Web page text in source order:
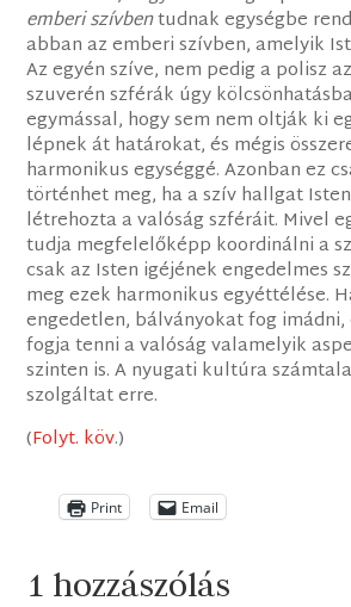
emberi szívbentudnak egységbe
abban az emberi szívben, amelyik
Az egyén szíve, nem pedig a polisz
szuverén szférák úgy
egymással, hogy sem nem oltják ki
lépnek át határokat, és mégis
harmonikus egységgé. Azonban ez
történhet meg, ha a szív hallgat
létrehozta a valóság szféráit. Mivel
tudja megfelelőképp koordinálni a
csak az Isten igéjének engedelmes
meg ezek harmonikus egyéttélése.
engedetlen, bálványokat fog imádni,
fogja tenni a valóság valamelyik
szinten is. A nyugati kultúra
szolgáltat erre.
(Folyt. köv.)
Print Email
1 hozzászólás